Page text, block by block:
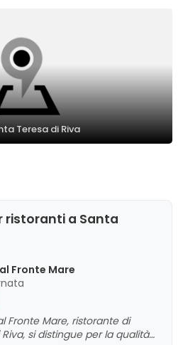
Teresa di Riva
ristoranti a Santa
Fronte Mare
Fronte Mare, ristorante di
si distingue per la qualità